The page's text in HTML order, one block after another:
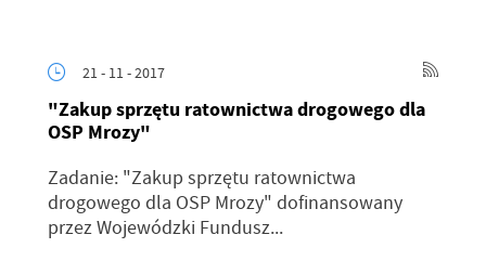
21 - 11 - 2017
"Zakup sprzętu ratownictwa drogowego dla
OSP Mrozy"
Zadanie: "Zakup sprzętu ratownictwa
drogowego dla OSP Mrozy" dofinansowany
przez Wojewódzki Fundusz...